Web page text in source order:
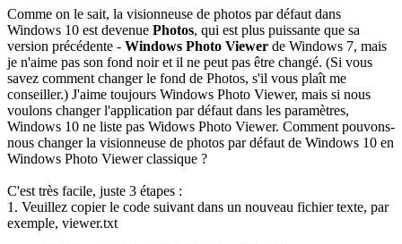
Comme on le sait, la visionneuse de photos par défaut dans
Windows 10 est devenue Photos, qui est plus puissante que sa
version précédente - Windows Photo Viewer de Windows 7, mais
je n'aime pas son fond noir et il ne peut pas être changé. (Si vous
savez comment changer le fond de Photos, s'il vous plaît me
conseiller.) J'aime toujours Windows Photo Viewer, mais si nous
voulons changer l'application par défaut dans les paramètres,
Windows 10 ne liste pas Widows Photo Viewer. Comment pouvons-
nous changer la visionneuse de photos par défaut de Windows 10 en
Windows Photo Viewer classique ?
C'est très facile, juste 3 étapes :
1. Veuillez copier le code suivant dans un nouveau fichier texte, par
exemple, viewer.txt